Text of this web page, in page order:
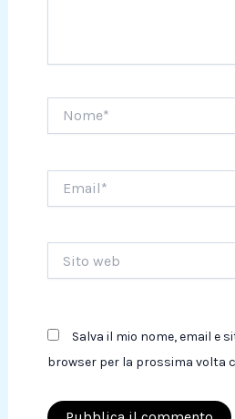
web
Salva il mio nome, email e
browser per la prossima volta